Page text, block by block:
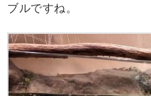
ブルですね。